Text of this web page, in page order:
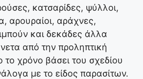
κατσαρίδες, ψύλλοι,
αρουραίοι, αράχνες,
και δεκάδες άλλα
από την προληπτική
χρόνο βάσει του σχεδίου
με το είδος παρασίτων.